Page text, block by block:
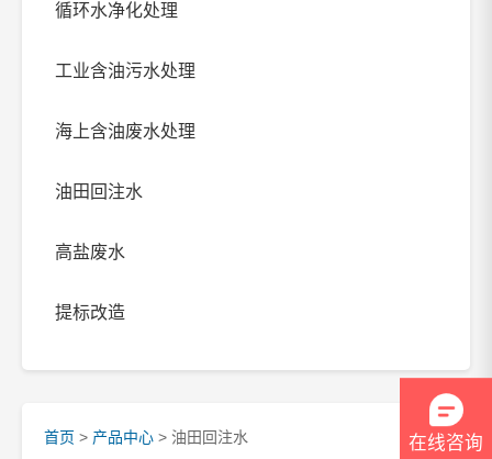
循环水净化处理
工业含油污水处理
海上含油废水处理
油田回注水
高盐废水
提标改造
首页 > 产品中心 > 油田回注水 在线咨询